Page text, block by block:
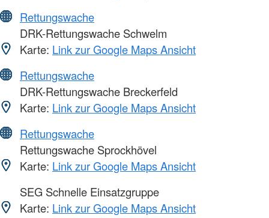
Rettungswache
DRK-Rettungswache Schwelm
Karte: Link zur Google Maps Ansicht
Rettungswache
DRK-Rettungswache Breckerfeld
Karte: Link zur Google Maps Ansicht
Rettungswache
Rettungswache Sprockhövel
Karte: Link zur Google Maps Ansicht
SEG Schnelle Einsatzgruppe
Karte: Link zur Google Maps Ansicht